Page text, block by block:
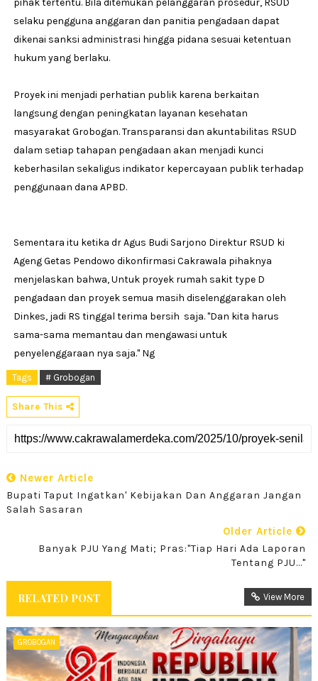
selaku pengguna anggaran dan panitia pengadaan dapat
dikenai sanksi administrasi hingga pidana sesuai ketentuan
hukum yang berlaku.
Proyek ini menjadi perhatian publik karena berkaitan
langsung dengan peningkatan layanan kesehatan
masyarakat Grobogan. Transparansi dan akuntabilitas RSUD
dalam setiap tahapan pengadaan akan menjadi kunci
keberhasilan sekaligus indikator kepercayaan publik terhadap
penggunaan dana APBD.
Sementara itu ketika dr Agus Budi Sarjono Direktur RSUD ki
Ageng Getas Pendowo dikonfirmasi Cakrawala pihaknya
menjelaskan bahwa, Untuk proyek rumah sakit type D
pengadaan dan proyek semua masih diselenggarakan oleh
Dinkes, jadi RS tinggal terima bersih saja. "Dan kita harus
sama-sama memantau dan mengawasi untuk
penyelenggaraan nya saja." Ng
Tags # Grobogan
Share This
Newer Article
Bupati Taput Ingatkan' Kebijakan Dan Anggaran Jangan
Salah Sasaran
Older Article
Banyak PJU Yang Mati; Pras:"Tiap Hari Ada Laporan
Tentang PJU..."
RELATED POST View More
GROBOGAN